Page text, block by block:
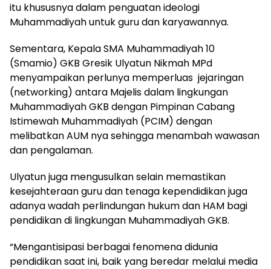
itu khususnya dalam penguatan ideologi
Muhammadiyah untuk guru dan karyawannya.
Sementara, Kepala SMA Muhammadiyah 10
(Smamio) GKB Gresik Ulyatun Nikmah MPd
menyampaikan perlunya memperluas jejaringan
(networking) antara Majelis dalam lingkungan
Muhammadiyah GKB dengan Pimpinan Cabang
Istimewah Muhammadiyah (PCIM) dengan
melibatkan AUM nya sehingga menambah wawasan
dan pengalaman.
Ulyatun juga mengusulkan selain memastikan
kesejahteraan guru dan tenaga kependidikan juga
adanya wadah perlindungan hukum dan HAM bagi
pendidikan di lingkungan Muhammadiyah GKB.
“Mengantisipasi berbagai fenomena didunia
pendidikan saat ini, baik yang beredar melalui media